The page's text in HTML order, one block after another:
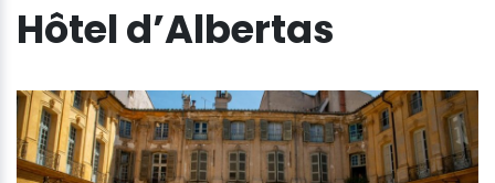
Hôtel d’Albertas